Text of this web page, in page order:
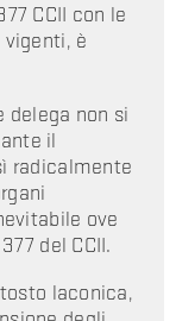
CCII con le
è
non si
il
radicalmente
ove
del CCII.
laconica,